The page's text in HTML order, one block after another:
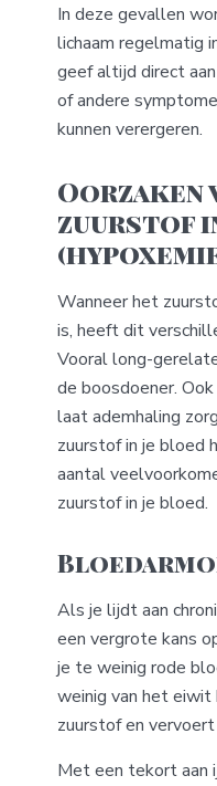
In deze gevallen
lichaam regelmatig
geef altijd direct
of andere
kunnen verergeren.
Oorzaken
zuurstof
Wanneer het
is, heeft dit
Vooral long-
de boosdoener.
laat ademhaling
zuurstof in je bloed
aantal
zuurstof in je bloed.
Als je lijdt aan
een vergrote kans
je te weinig rode
weinig van het
zuurstof en
Met een tekort aan